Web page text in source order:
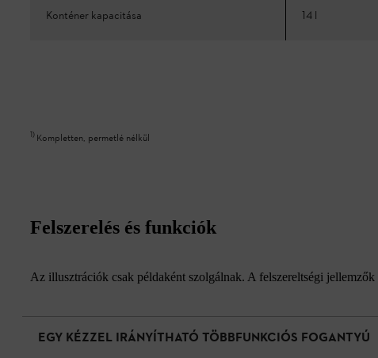
Konténer kapacitása 14 l
1) Kompletten, permetlé nélkül
Felszerelés és funkciók
Az illusztrációk csak példaként szolgálnak. A felszereltségi
EGY KÉZZEL IRÁNYÍTHATÓ TÖBBFUNKCIÓS FOGANTYÚ